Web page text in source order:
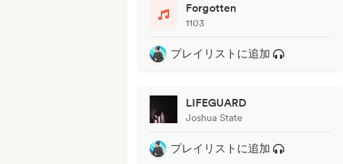
Forgotten
1103
プレイリストに追加
LIFEGUARD
Joshua State
プレイリストに追加